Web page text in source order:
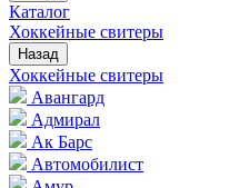
Каталог
Хоккейные свитеры
Назад
Хоккейные свитеры
Авангард
Адмирал
Ак Барс
Автомобилист